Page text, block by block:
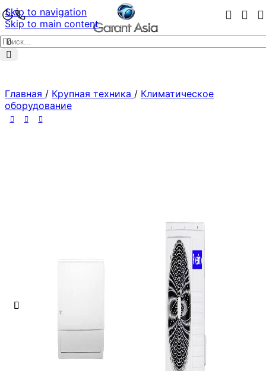
Skip to navigation
Skip to main content
Главная / Крупная техника / Климатическое
оборудование